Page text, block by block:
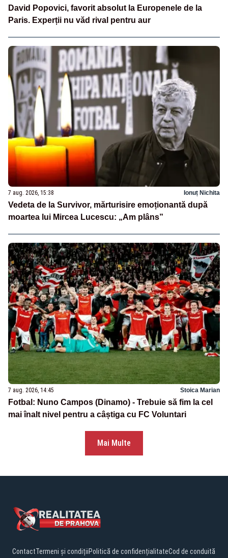
David Popovici, favorit absolut la Europenele de la
Paris. Experții nu văd rival pentru aur
7 aug. 2026, 15:38 Ionuț Nichita
Vedeta de la Survivor, mărturisire emoționantă după
moartea lui Mircea Lucescu: „Am plâns”
7 aug. 2026, 14:45 Stoica Marian
Fotbal: Nuno Campos (Dinamo) - Trebuie să fim la cel
mai înalt nivel pentru a câștiga cu FC Voluntari
Mai Multe
ContactTermeni și condițiiPolitică de confidențialitateCod de conduită